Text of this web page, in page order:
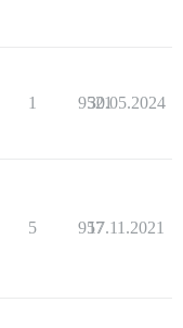
1 9521
30.05.2024
5 957
17.11.2021